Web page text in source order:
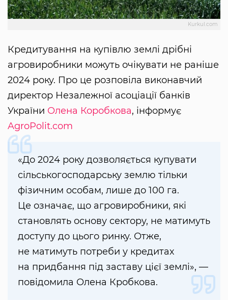
Kurkul.com
Кредитування на купівлю землі дрібні
агровиробники можуть очікувати не раніше
2024 року. Про це розповіла виконавчий
директор Незалежної асоціації банків
України Олена Коробкова, інформує
AgroPolit.com
«До 2024 року дозволяється купувати
сільськогосподарську землю тільки
фізичним особам, лише до 100 га.
Це означає, що агровиробники, які
становлять основу сектору, не матимуть
доступу до цього ринку. Отже,
не матимуть потреби у кредитах
на придбання під заставу цієї землі», —
повідомила Олена Кробкова.